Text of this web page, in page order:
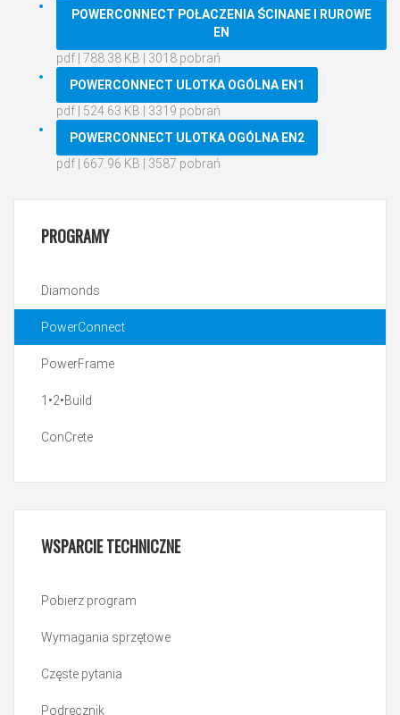
POWERCONNECT POŁACZENIA ŚCINANE I RUROWE
EN
pdf | 788.38 KB | 3018 pobrań
POWERCONNECT ULOTKA OGÓLNA EN1
pdf | 524.63 KB | 3319 pobrań
POWERCONNECT ULOTKA OGÓLNA EN2
pdf | 667.96 KB | 3587 pobrań
PROGRAMY
Diamonds
PowerConnect
PowerFrame
1•2•Build
ConCrete
WSPARCIETECHNICZNE
Pobierz program
Wymagania sprzętowe
Częste pytania
Podręcznik